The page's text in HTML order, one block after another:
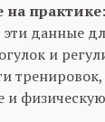
практике:
эти данные
и
и